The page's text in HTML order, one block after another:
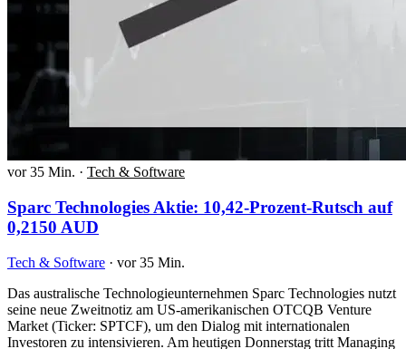
vor 35 Min. · Tech & Software
Sparc Technologies Aktie: 10,42-Prozent-Rutsch auf
0,2150 AUD
Tech & Software · vor 35 Min.
Das australische Technologieunternehmen Sparc Technologies nutzt
seine neue Zweitnotiz am US-amerikanischen OTCQB Venture
Market (Ticker: SPTCF), um den Dialog mit internationalen
Investoren zu intensivieren. Am heutigen Donnerstag tritt Managing